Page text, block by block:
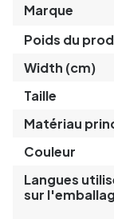
Marque
Poids du
Width (cm)
Taille
Matériau
Couleur
Langues
sur